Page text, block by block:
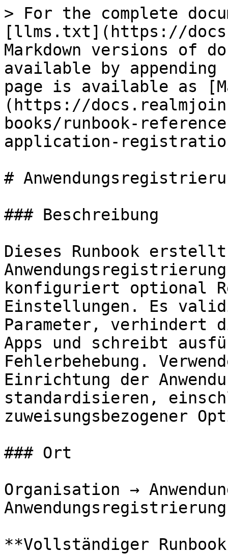
> For the complete
[llms.txt](https://
Markdown versions of
available by
page is available as
(https://
books/runbook-
application-
#
### Beschreibung
Dieses Runbook
konfiguriert optional
Einstellungen. Es
Parameter, verhindert
Apps und schreibt
Fehlerbehebung.
Einrichtung der
standardisieren,
zuweisungsbezogener
### Ort
Organisation →
**Vollständiger